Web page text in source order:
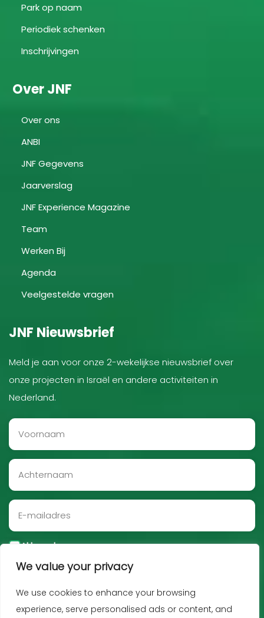
We value your privacy
We use cookies to enhance your browsing
experience, serve personalised ads or content, and
Park op naam
Periodiek schenken
Inschrijvingen
Over JNF
Over ons
ANBI
JNF Gegevens
Jaarverslag
JNF Experience Magazine
Team
Werken Bij
Agenda
Veelgestelde vragen
JNF Nieuwsbrief
Meld je aan voor onze 2-wekelijkse nieuwsbrief over
onze projecten in Israël en andere activiteiten in
Nederland.
Akkoord